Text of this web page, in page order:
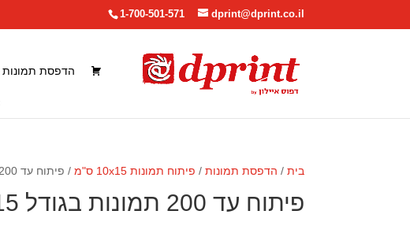
1-700-501-571 dprint@dprint.co.il
הדפסת תמונות
בית / הדפסת תמונות / פיתוח תמונות 10x15 ס"מ / פיתוח עד 200 תמונות בגודל 10X15
פיתוח עד 200 תמונות בגודל 10X15